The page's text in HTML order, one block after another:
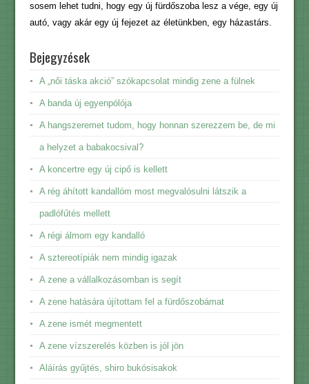
sosem lehet tudni, hogy egy új fürdőszoba lesz a vége, egy új
autó, vagy akár egy új fejezet az életünkben, egy házastárs.
Bejegyzések
A „női táska akció” szókapcsolat mindig zene a fülnek
A banda új egyenpólója
A hangszeremet tudom, hogy honnan szerezzem be, de mi
a helyzet a babakocsival?
A koncertre egy új cipő is kellett
A rég áhított kandallóm most megvalósulni látszik a
padlófűtés mellett
A régi álmom egy kandalló
A sztereotípiák nem mindig igazak
A zene a vállalkozásomban is segít
A zene hatására újítottam fel a fürdőszobámat
A zene ismét megmentett
A zene vízszerelés közben is jól jön
Aláírás gyűjtés, shiro bukósisakok